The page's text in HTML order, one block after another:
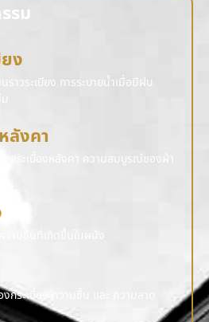
รม
ง
นราวระเบียง การระบายน้ำเมื่อมีฝน
ลังคา
งกระเบื้องหลังคา ความสมบูรณ์ของผ้า
ระเบื้อง ความชื้น และ ความลาด